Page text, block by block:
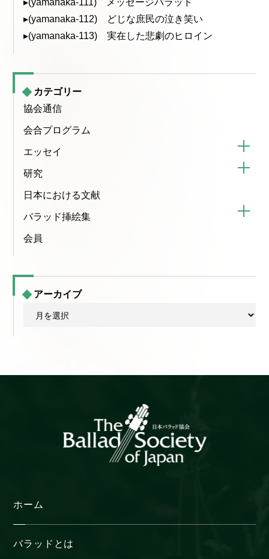
▸(yamanaka-111) メッセージバラッド
▸(yamanaka-112) どじな庶民の泣き笑い
▸(yamanaka-113) 実在した悲劇のヒロイン
カテゴリー
協会通信
会合プログラム
エッセイ
研究
日本における文献
バラッド挿絵集
会員
アーカイブ
ブ
ホーム
バラッドとは